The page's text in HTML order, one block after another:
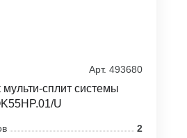
Арт. 493680
сплит системы
U
2